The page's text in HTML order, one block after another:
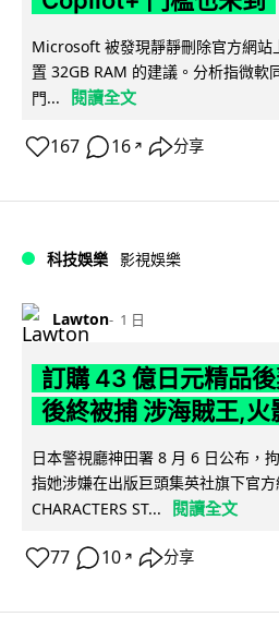
Microsoft 被發現靜靜刪除官方網站
置 32GB RAM 的建議。分析指微軟
門...
閱讀全文
167 16 ↗ 分享
科技娛樂 影視娛樂
Lawton 1 日
訂購 43 億日元精品
後終被捕 涉海賊王,火
日本警視廳神田署 8 月 6 日公布，
指她涉嫌在出版巨頭集英社旗下官方
CHARACTERS ST...
閱讀全文
77 10 ↗ 分享